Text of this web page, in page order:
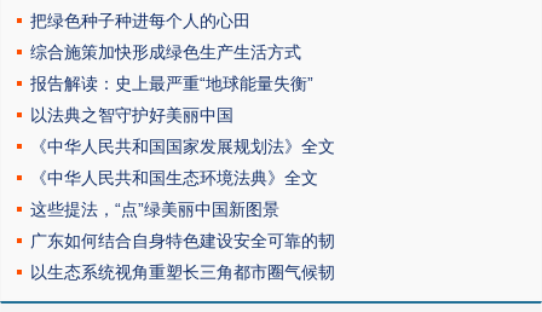
把绿色种子种进每个人的心田
综合施策加快形成绿色生产生活方式
报告解读：史上最严重“地球能量失衡”
以法典之智守护好美丽中国
《中华人民共和国国家发展规划法》全文
《中华人民共和国生态环境法典》全文
这些提法，“点”绿美丽中国新图景
广东如何结合自身特色建设安全可靠的韧
以生态系统视角重塑长三角都市圈气候韧